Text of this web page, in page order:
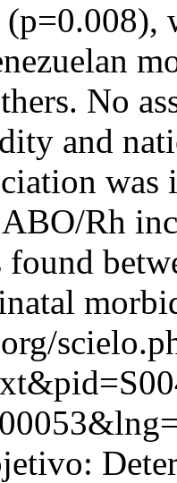
No
and
was
Rh
found